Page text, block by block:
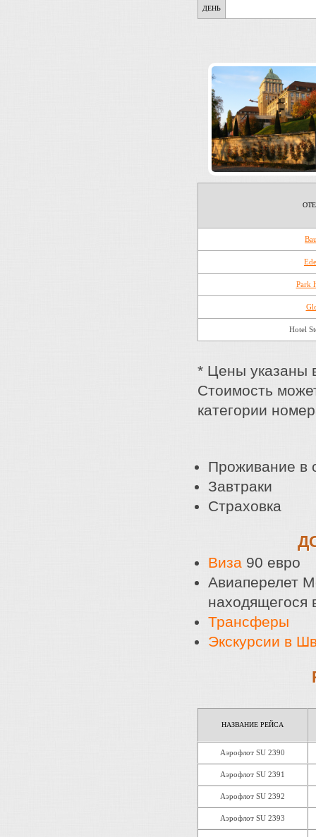
ДЕНЬ
Park
Hotel
* Цены указаны
Стоимость
категории
Проживание в
Завтраки
Страховка
Виза 90 евро
Авиаперелет
находящегося
Трансферы
Экскурсии в
НАЗВАНИЕ РЕЙСА
Аэрофлот SU 2390
Аэрофлот SU 2391
Аэрофлот SU 2392
Аэрофлот SU 2393